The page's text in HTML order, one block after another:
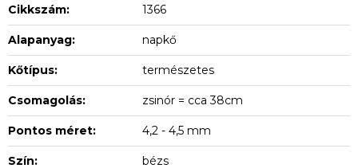
Cikkszám: 1366
Alapanyag: napkő
Kőtípus: természetes
Csomagolás: zsinór = cca 38cm
Pontos méret: 4,2 - 4,5 mm
Szín: bézs